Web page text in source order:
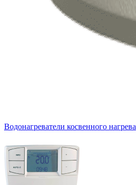
Водонагреватели косвенного нагрева